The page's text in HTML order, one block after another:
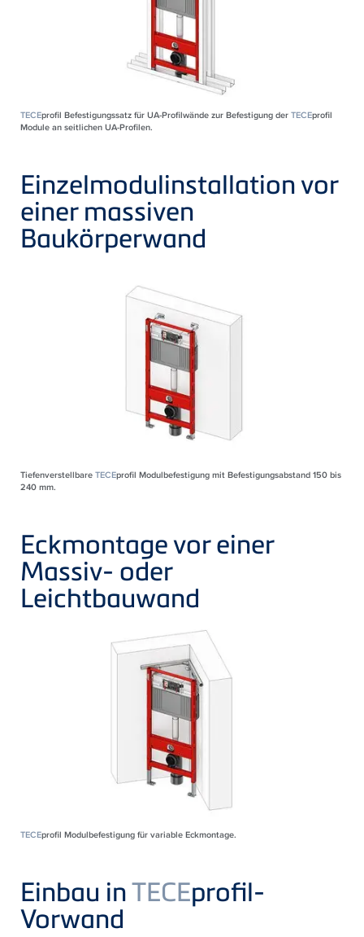
TECEprofil Befestigungssatz für UA-Profilwände zur Befestigung derTECEprofil
Module an seitlichen UA-Profilen.
Einzelmodulinstallation vor
einer massiven
Baukörperwand
TiefenverstellbareTECEprofil Modulbefestigung mit Befestigungsabstand 150 bis
240 mm.
Eckmontage vor einer
Massiv- oder
Leichtbauwand
TECEprofil Modulbefestigung für variable Eckmontage.
Einbau inTECEprofil-
Vorwand